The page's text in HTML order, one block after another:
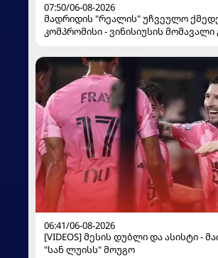
07:50/06-08-2026
მადრიდის "რეალის" უჩვეულო
კომპრომისი - ვინისიუსის
06:41/06-08-2026
[VIDEOS] მესის დუბლი და ასისტი -
"სან ლუისს" მოუგო